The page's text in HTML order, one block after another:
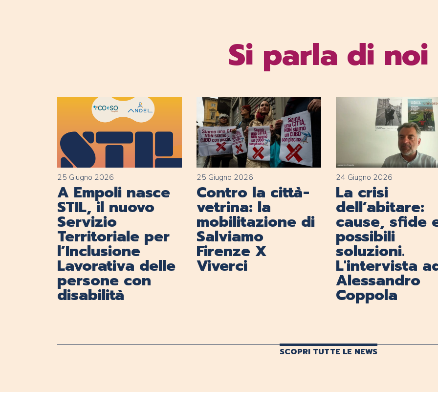
Si parla di noi
25 Giugno 2026
A Empoli nasce
STIL, il nuovo
Servizio
Territoriale per
l’Inclusione
Lavorativa delle
persone con
disabilità
25 Giugno 2026
Contro la città-
vetrina: la
mobilitazione di
Salviamo
Firenze X
Viverci
24 Giugno 2026
La crisi
dell’abitare:
cause, sfide
possibili
soluzioni.
L'intervista
Alessandro
Coppola
SCOPRI TUTTE LE NEWS